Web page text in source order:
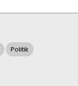
Politik